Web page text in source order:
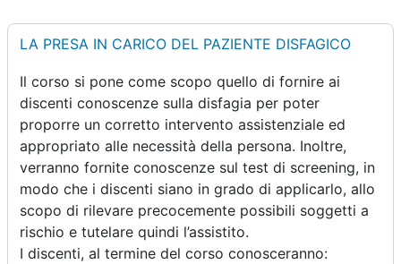
LA PRESA IN CARICO DEL PAZIENTE DISFAGICO
Il corso si pone come scopo quello di fornire ai
discenti conoscenze sulla disfagia per poter
proporre un corretto intervento assistenziale ed
appropriato alle necessità della persona. Inoltre,
verranno fornite conoscenze sul test di screening, in
modo che i discenti siano in grado di applicarlo, allo
scopo di rilevare precocemente possibili soggetti a
rischio e tutelare quindi l’assistito.
I discenti, al termine del corso conosceranno: